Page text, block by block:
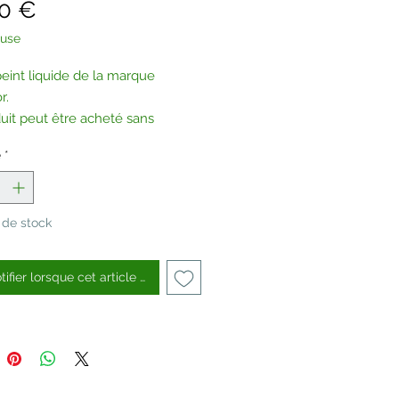
€
liquide de la marque
peut être acheté sans
nous
*
stock
lorsque cet article est disponible